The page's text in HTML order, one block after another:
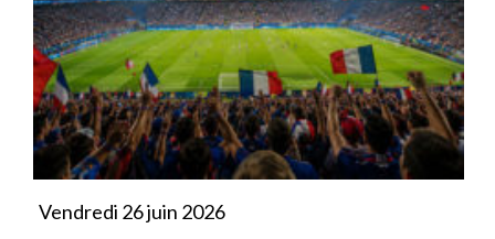
Vendredi 26 juin 2026